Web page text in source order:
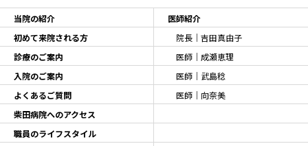
当院の紹介
初めて来院される方
診療のご案内
入院のご案内
よくあるご質問
柴田病院へのアクセス
医師紹介
院長｜吉田真由子
医師｜成瀬恵理
医師｜武島稔
医師｜向奈美
職員のライフスタイル